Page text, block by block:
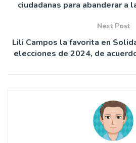
ciudadanas para abanderar a
Next Post
Lili Campos la favorita en
elecciones de 2024, de